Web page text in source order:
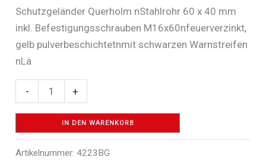
Schutzgeländer Querholm nStahlrohr 60 x 40 mm
inkl. Befestigungsschrauben M16x60nfeuerverzinkt,
gelb pulverbeschichtetnmit schwarzen Warnstreifen
nLä
-
Querholm
aus
x
40
+
IN DEN WARENKORB
Artikelnummer:4223BG